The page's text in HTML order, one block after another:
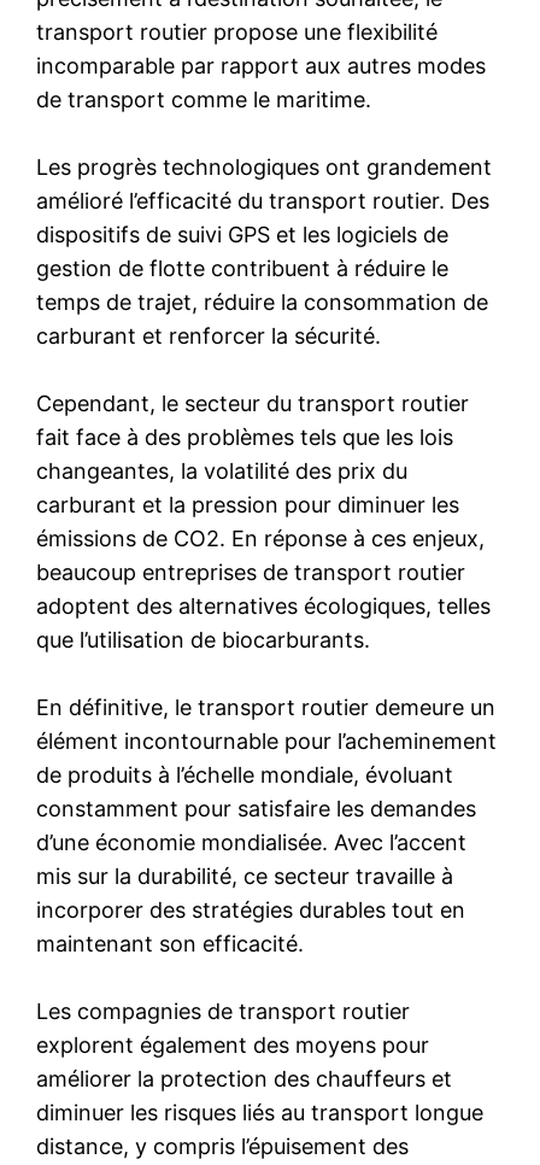
transport routier propose une flexibilité
incomparable par rapport aux autres modes
de transport comme le maritime.
Les progrès technologiques ont grandement
amélioré l’efficacité du transport routier. Des
dispositifs de suivi GPS et les logiciels de
gestion de flotte contribuent à réduire le
temps de trajet, réduire la consommation de
carburant et renforcer la sécurité.
Cependant, le secteur du transport routier
fait face à des problèmes tels que les lois
changeantes, la volatilité des prix du
carburant et la pression pour diminuer les
émissions de CO2. En réponse à ces enjeux,
beaucoup entreprises de transport routier
adoptent des alternatives écologiques, telles
que l’utilisation de biocarburants.
En définitive, le transport routier demeure un
élément incontournable pour l’acheminement
de produits à l’échelle mondiale, évoluant
constamment pour satisfaire les demandes
d’une économie mondialisée. Avec l’accent
mis sur la durabilité, ce secteur travaille à
incorporer des stratégies durables tout en
maintenant son efficacité.
Les compagnies de transport routier
explorent également des moyens pour
améliorer la protection des chauffeurs et
diminuer les risques liés au transport longue
distance, y compris l’épuisement des